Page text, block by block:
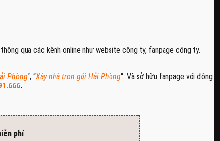
qua các kênh online như website công ty, fanpage công ty.
Phòng“, “Xây nhà trọn gói Hải Phòng“. Và sở hữu fanpage với đông
.
phí